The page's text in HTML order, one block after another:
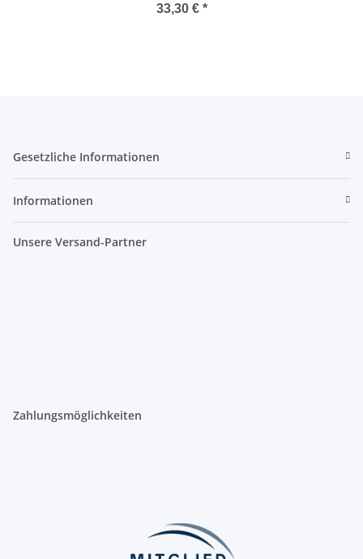
33,30 € *
Gesetzliche Informationen
Informationen
Unsere Versand-Partner
Zahlungsmöglichkeiten